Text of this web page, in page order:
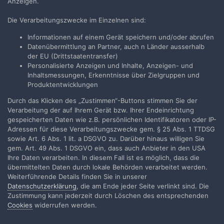
on_screen
Vielleicht irre ich mich, aber bei meinen Online-Recherchen habe
ich nirgendwo außerhalb Japans gesehen, dass dieser Typ K-
803A erhältlich ist.
Semi
Geschrieben8. August 2024
Mein Exemplar ist mit ARCO 8 TECHNICA beschriftet und hat die
Die Verarbeitungszwecke im Einzelnen sind:
Informationen auf einem Gerät speichern und/oder abrufen
Datenübermittlung an Partner, auch n Länder ausserhalb
der EU (Drittstaatentransfer)
Personalisierte Anzeigen und Inhalte, Anzeigen- und
Inhaltsmessungen, Erkenntnisse über Zielgruppen und
Produktentwicklungen
Durch das Klicken des „Zustimmen“-Buttons stimmen Sie der
Verarbeitung der auf Ihrem Gerät bzw. Ihrer Endeinrichtung
gespeicherten Daten wie z.B. persönlichen Identifikatoren oder IP-
Adressen für diese Verarbeitungszwecke gem. § 25 Abs. 1 TTDSG
sowie Art. 6 Abs. 1 lit. a DSGVO zu. Darüber hinaus willigen Sie
gem. Art. 49 Abs. 1 DSGVO ein, dass auch Anbieter in den USA
Ihre Daten verarbeiten. In diesem Fall ist es möglich, dass die
übermittelten Daten durch lokale Behörden verarbeitet werden.
Weiterführende Details finden Sie in unserer
Datenschutzerklärung, die am Ende jeder Seite verlinkt sind. Die
Zustimmung kann jederzeit durch Löschen des entsprechenden
Cookies widerrufen werden.